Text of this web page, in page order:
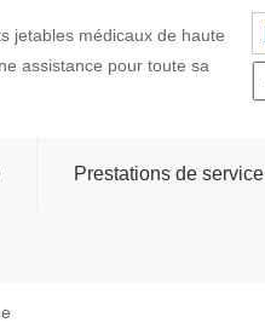
jetables médicaux de haute
assistance pour toute sa
Prestations de service